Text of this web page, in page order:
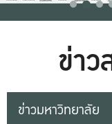
ข่า
ข่าวมหาวิทยาลัย